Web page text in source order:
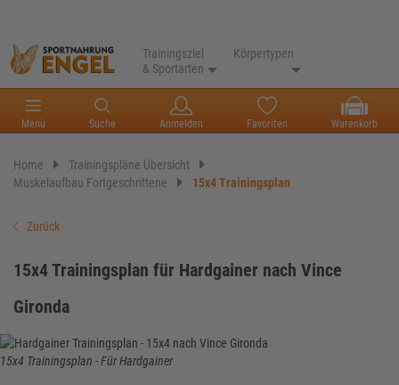
Trainingsziel
& Sportarten
Körpertypen
Menü Suche Anmelden Favoriten Warenkorb
Home
Trainingspläne Übersicht
Muskelaufbau Fortgeschrittene
15x4 Trainingsplan
Zurück
15x4 Trainingsplan für Hardgainer nach Vince
Gironda
15x4 Trainingsplan - Für Hardgainer